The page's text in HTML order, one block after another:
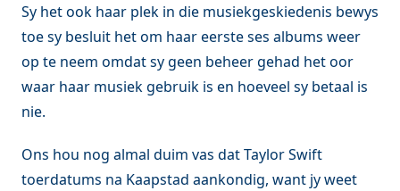
Sy het ook haar plek in die musiekgeskiedenis bewys
toe sy besluit het om haar eerste ses albums weer
op te neem omdat sy geen beheer gehad het oor
waar haar musiek gebruik is en hoeveel sy betaal is
nie.
Ons hou nog almal duim vas dat Taylor Swift
toerdatums na Kaapstad aankondig, want jy weet